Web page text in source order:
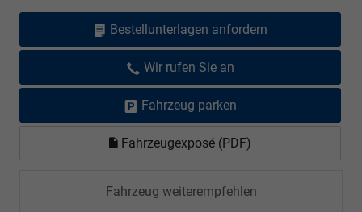
Bestellunterlagen anfordern
Wir rufen Sie an
Fahrzeug parken
Fahrzeugexposé (PDF)
Fahrzeug weiterempfehlen